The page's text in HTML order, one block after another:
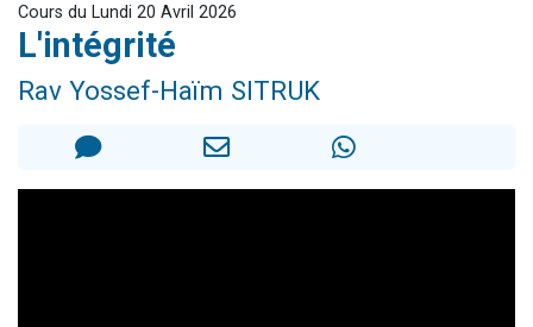
Cours du Lundi 20 Avril 2026
L'intégrité
Rav Yossef-Haïm SITRUK